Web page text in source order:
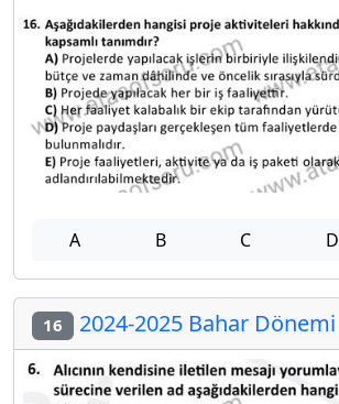
A B C D
16 2024-2025 Bahar Dönemi